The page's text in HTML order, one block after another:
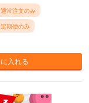
通常注文のみ
定期便のみ
入れる